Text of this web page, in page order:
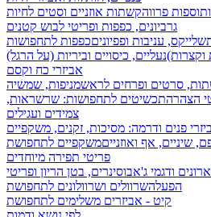
פרווהקשתות אוזניים וסטים לחיות
גרביונים, כפפות ופריטי לבוש קטנים
שלייקס, עניבות ופפיוניםכפפות לתחפושות
וקצרות)נעליים, כיסויים וביריות (על הרגל)
אביזרי כח וקסם
סרטים ופרחים לראשמניפות, שמשיה
הצהרהתכשיטים לתחפושות: שרשראות,
צמידים ועגילים
פנים ודרמה: מסיכות, זקנים, משקפיים
שיניים, אף ואוזנייםמשקפיים לתחפושת
פריטי תפירה מיוחדים
ודגמי ג'אבוסינרים, בטן הריון ופריטי
הפעלהשרוולים ושרוולונים לתחפושת
קיט - אביזרים משלימים לתחפושת